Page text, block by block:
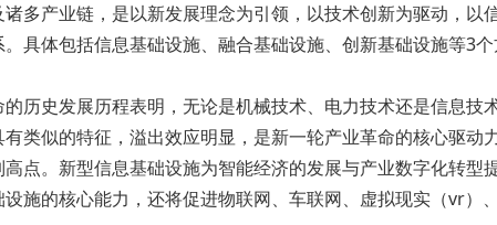
诸多产业链，是以新发展理念为引领，以技术创新为驱动，
具体包括信息基础设施、融合基础设施、创新基础设施等3个
历史发展历程表明，无论是机械技术、电力技术还是信息
类似的特征，溢出效应明显，是新一轮产业革命的核心驱
点。新型信息基础设施为智能经济的发展与产业数字化转
施的核心能力，还将促进物联网、车联网、虚拟现实（vr）